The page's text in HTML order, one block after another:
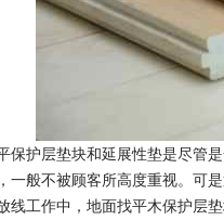
护层垫块和延展性垫是尽管是
一般不被顾客所高度重视。可
线工作中，地面找平木保护层